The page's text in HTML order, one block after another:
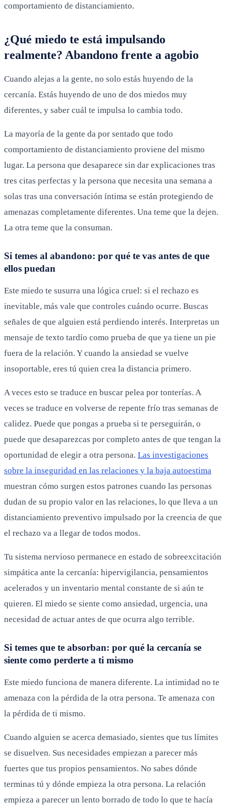
comportamiento de distanciamiento.
¿Qué miedo te está impulsando
realmente? Abandono frente a agobio
Cuando alejas a la gente, no solo estás huyendo de la
cercanía. Estás huyendo de uno de dos miedos muy
diferentes, y saber cuál te impulsa lo cambia todo.
La mayoría de la gente da por sentado que todo
comportamiento de distanciamiento proviene del mismo
lugar. La persona que desaparece sin dar explicaciones tras
tres citas perfectas y la persona que necesita una semana a
solas tras una conversación íntima se están protegiendo de
amenazas completamente diferentes. Una teme que la dejen.
La otra teme que la consuman.
Si temes al abandono: por qué te vas antes de que
ellos puedan
Este miedo te susurra una lógica cruel: si el rechazo es
inevitable, más vale que controles cuándo ocurre. Buscas
señales de que alguien está perdiendo interés. Interpretas un
mensaje de texto tardío como prueba de que ya tiene un pie
fuera de la relación. Y cuando la ansiedad se vuelve
insoportable, eres tú quien crea la distancia primero.
A veces esto se traduce en buscar pelea por tonterías. A
veces se traduce en volverse de repente frío tras semanas de
calidez. Puede que pongas a prueba si te perseguirán, o
puede que desaparezcas por completo antes de que tengan la
oportunidad de elegir a otra persona. Las investigaciones
sobre la inseguridad en las relaciones y la baja autoestima
muestran cómo surgen estos patrones cuando las personas
dudan de su propio valor en las relaciones, lo que lleva a un
distanciamiento preventivo impulsado por la creencia de que
el rechazo va a llegar de todos modos.
Tu sistema nervioso permanece en estado de sobreexcitación
simpática ante la cercanía: hipervigilancia, pensamientos
acelerados y un inventario mental constante de si aún te
quieren. El miedo se siente como ansiedad, urgencia, una
necesidad de actuar antes de que ocurra algo terrible.
Si temes que te absorban: por qué la cercanía se
siente como perderte a ti mismo
Este miedo funciona de manera diferente. La intimidad no te
amenaza con la pérdida de la otra persona. Te amenaza con
la pérdida de ti mismo.
Cuando alguien se acerca demasiado, sientes que tus límites
se disuelven. Sus necesidades empiezan a parecer más
fuertes que tus propios pensamientos. No sabes dónde
terminas tú y dónde empieza la otra persona. La relación
empieza a parecer un lento borrado de todo lo que te hacía